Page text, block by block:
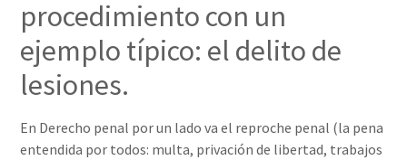
procedimiento con un
ejemplo típico: el delito de
lesiones.
En Derecho penal por un lado va el reproche penal (la pena
entendida por todos: multa, privación de libertad, trabajos